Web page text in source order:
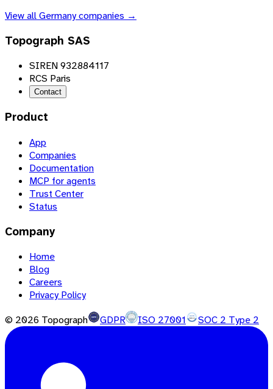
View allGermanycompanies →
Topograph SAS
SIREN 932884117
RCS Paris
Contact
Product
App
Companies
Documentation
MCP for agents
Trust Center
Status
Company
Home
Blog
Careers
Privacy Policy
© 2026 Topograph GDPR ISO 27001 SOC 2 Type 2